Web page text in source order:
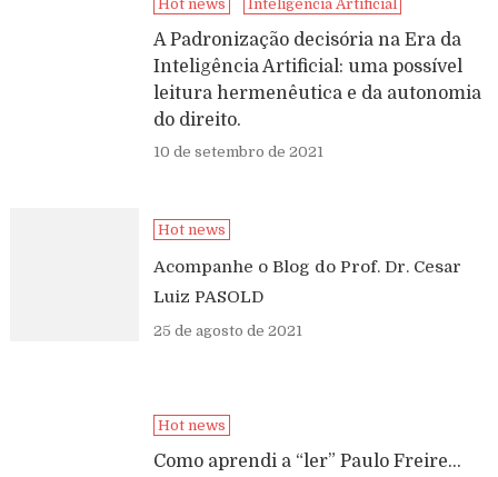
Hot news Inteligência Artificial
A Padronização decisória na Era da
Inteligência Artificial: uma possível
leitura hermenêutica e da autonomia
do direito.
10 de setembro de 2021
Hot news
Acompanhe o Blog do Prof. Dr. Cesar
Luiz PASOLD
25 de agosto de 2021
Hot news
Como aprendi a “ler” Paulo Freire…